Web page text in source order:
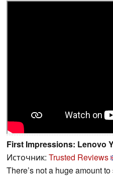
First Impressions: Lenovo
Источник: Trusted Reviews
There’s not a huge amount